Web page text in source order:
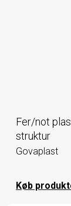
Fer/not
struktur
Govaplast
Køb